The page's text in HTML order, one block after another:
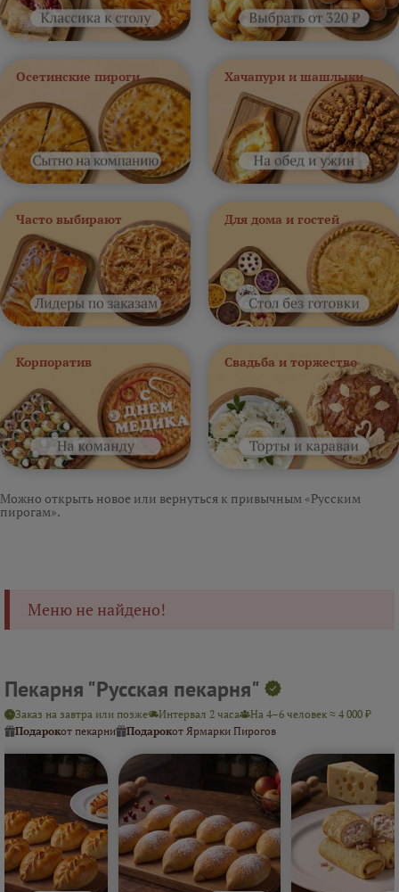
Осетинские пироги Хачапури и шашлыки
Часто выбирают Для дома и гостей
Корпоратив Свадьба и торжество
Можно открыть новое или вернуться к привычным «Русским
пирогам».
Меню не найдено!
Пекарня "Русская пекарня"
Заказ на завтра или позже Интервал 2 часа
На 4–6 человек ≈ 4 000 ₽
Подарокот пекарни Подарокот Ярмарки Пирогов